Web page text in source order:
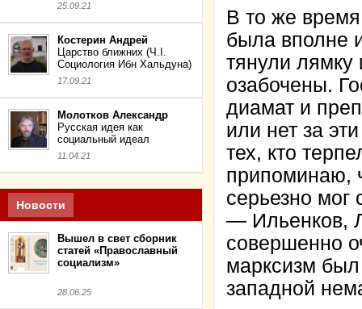
25.09.21
Костерин Андрей
Царство ближних (Ч.I.
Социология Ибн Хальдуна)
17.09.21
Молотков Александр
Русская идея как
социальный идеал
11.04.21
Новости
Вышел в свет сборник
статей «Православный
социализм»
28.06.25
В то же
была вполне
тянули лямку
озабочены.
диамат и
или нет за
тех, кто
припоминаю,
серьезно мог
— Ильенков,
совершенно
марксизм
западной